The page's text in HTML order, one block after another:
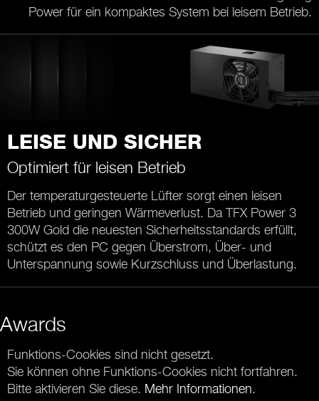
Power für ein kompaktes System bei leisem Betrieb.
LEISE UND SICHER
Optimiert für leisen Betrieb
Der temperaturgesteuerte Lüfter sorgt einen leisen
Betrieb und geringen Wärmeverlust. Da TFX Power 3
300W Gold die neuesten Sicherheitsstandards erfüllt,
schützt es den PC gegen Überstrom, Über- und
Unterspannung sowie Kurzschluss und Überlastung.
Awards
Funktions-Cookies sind nicht gesetzt.
Sie können ohne Funktions-Cookies nicht fortfahren.
Bitte aktivieren Sie diese. Mehr Informationen.